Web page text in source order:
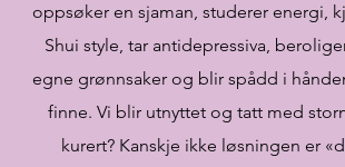
oppsøker en sjaman, studerer energi,
Shui style, tar antidepressiva,
egne grønnsaker og blir spådd i
finne. Vi blir utnyttet og tatt med
kurert? Kanskje ikke løsningen er